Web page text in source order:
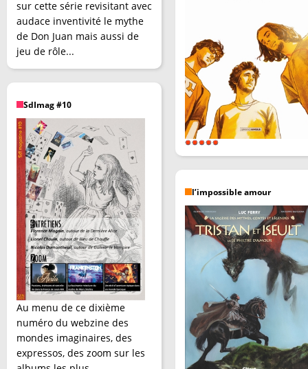
sur cette série revisitant avec
audace inventivité le mythe
de Don Juan mais aussi de
jeu de rôle...
SdImag #10
Au menu de ce dixième
numéro du webzine des
mondes imaginaires, des
expressos, des zoom sur les
l’impossible amour